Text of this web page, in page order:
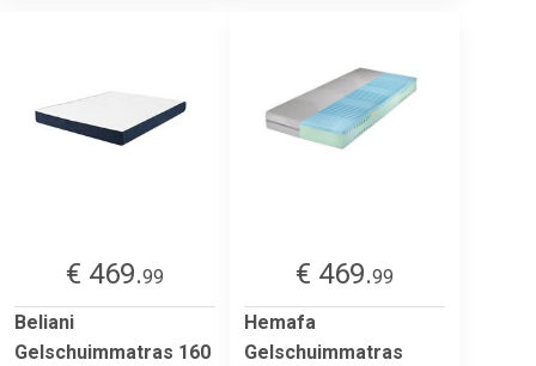
€ 469.99
Beliani
Gelschuimmatras 160
€ 469.99
Hemafa
Gelschuimmatras